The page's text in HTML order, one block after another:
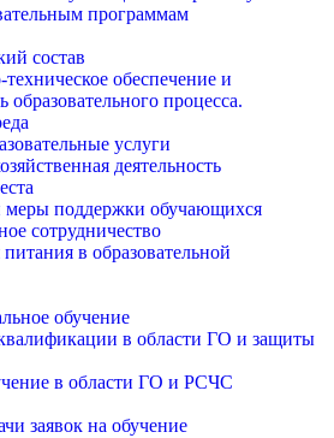
программам
состав
обеспечение и
образовательного процесса.
услуги
деятельность
поддержки обучающихся
сотрудничество
в образовательной
обучение
в области ГО и защиты
в области ГО и РСЧС
заявок на обучение